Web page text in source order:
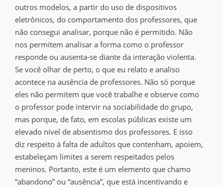
outros modelos, a partir do uso de dispositivos
eletrônicos, do comportamento dos professores, que
não consegui analisar, porque não é permitido. Não
nos permitem analisar a forma como o professor
responde ou ausenta-se diante da interação violenta.
Se você olhar de perto, o que eu relato e analiso
acontece na ausência de professores. Não só porque
eles não permitem que você trabalhe e observe como
o professor pode intervir na sociabilidade do grupo,
mas porque, de fato, em escolas públicas existe um
elevado nível de absentismo dos professores. E isso
diz respeito à falta de adultos que contenham, apoiem,
estabeleçam limites a serem respeitados pelos
meninos. Portanto, este é um elemento que chamo
“abandono” ou “ausência”, que está incentivando e